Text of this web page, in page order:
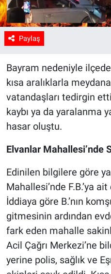
Paylaş
Bayram nedeniyle
kısa aralıklarla
vatandaşları tedirgin
kaybı ya da yaralanma
hasar oluştu.
Elvanlar Mahallesi’nde
Edinilen bilgilere göre
Mahallesi’nde F.B.’ya
İddiaya göre B.’nın
gitmesinin ardından
fark eden mahalle
Acil Çağrı Merkezi’ne
yerine polis, sağlık ve